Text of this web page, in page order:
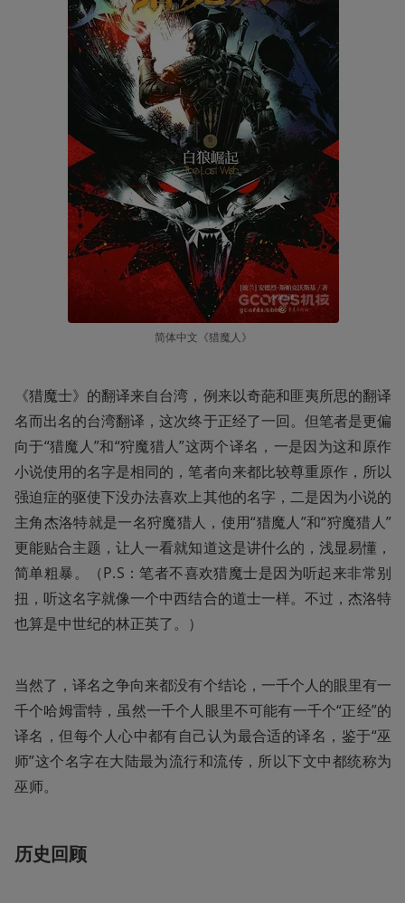
简体中文《猎魔人》
《猎魔士》的翻译来自台湾，例来以奇葩和匪夷所思的翻译
名而出名的台湾翻译，这次终于正经了一回。但笔者是更偏
向于“猎魔人”和“狩魔猎人”这两个译名，一是因为这和原作
小说使用的名字是相同的，笔者向来都比较尊重原作，所以
强迫症的驱使下没办法喜欢上其他的名字，二是因为小说的
主角杰洛特就是一名狩魔猎人，使用“猎魔人”和“狩魔猎人”
更能贴合主题，让人一看就知道这是讲什么的，浅显易懂，
简单粗暴。（P.S：笔者不喜欢猎魔士是因为听起来非常别
扭，听这名字就像一个中西结合的道士一样。不过，杰洛特
也算是中世纪的林正英了。）
当然了，译名之争向来都没有个结论，一千个人的眼里有一
千个哈姆雷特，虽然一千个人眼里不可能有一千个“正经”的
译名，但每个人心中都有自己认为最合适的译名，鉴于“巫
师”这个名字在大陆最为流行和流传，所以下文中都统称为
巫师。
历史回顾